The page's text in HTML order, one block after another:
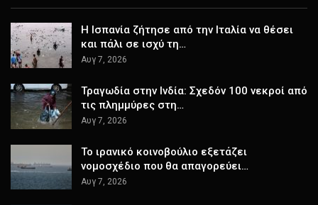
H Ισπανία ζήτησε από την Ιταλία να θέσει
και πάλι σε ισχύ τη…
Αυγ 7, 2026
Τραγωδία στην Ινδία: Σχεδόν 100 νεκροί από
τις πλημμύρες στη…
Αυγ 7, 2026
Το ιρανικό κοινοβούλιο εξετάζει
νομοσχέδιο που θα απαγορεύει…
Αυγ 7, 2026